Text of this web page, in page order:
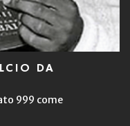
DA
999 come